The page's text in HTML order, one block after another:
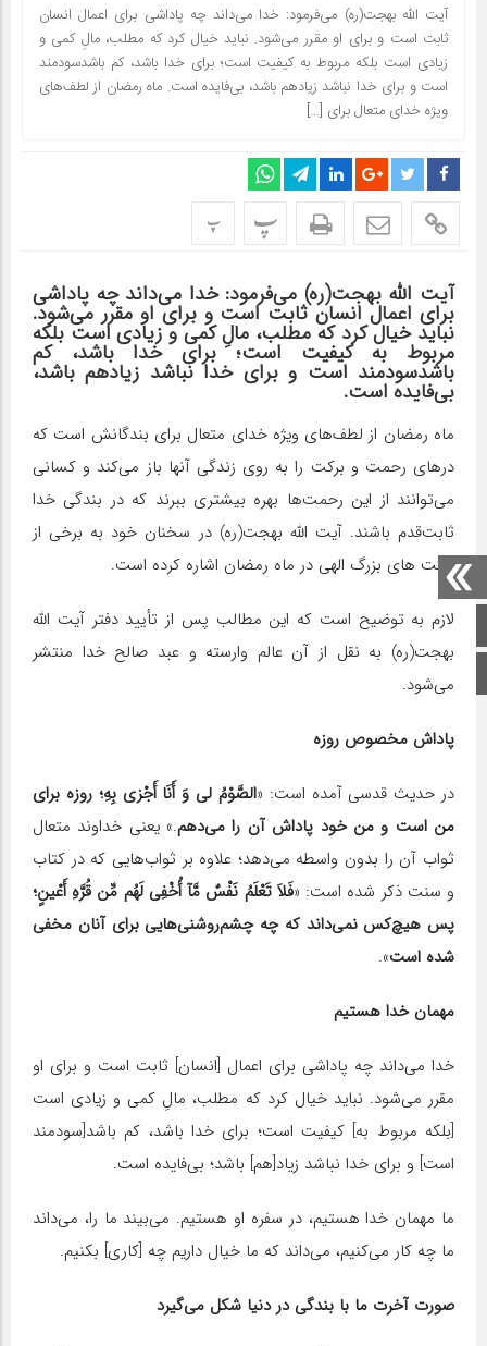
صفحه اصلی
اینستاگرام
آیت الله بهجت(ره) می‌فرمود: خدا می‌داند چه پاداشی برای اعمال انسان
ثابت است و برای او مقرر می‌شود. نباید خیال کرد که مطلب، مالِ کمی و
زیادی است بلکه مربوط به کیفیت است؛ برای خدا باشد، کم باشدسودمند
است و برای خدا نباشد زیادهم باشد، بی‌فایده است. ماه رمضان از لطف‌های
ویژه خدای متعال برای […]
پ پ
آیت الله بهجت(ره) می‌فرمود: خدا می‌داند چه پاداشی
برای اعمال انسان ثابت است و برای او مقرر می‌شود.
نباید خیال کرد که مطلب، مالِ کمی و زیادی است بلکه
مربوط به کیفیت است؛ برای خدا باشد، کم
باشدسودمند است و برای خدا نباشد زیادهم باشد،
بی‌فایده است.
ماه رمضان از لطف‌های ویژه خدای متعال برای بندگانش است که
درهای رحمت و برکت را به روی زندگی آنها باز می‌کند و کسانی
می‌توانند از این رحمت‌ها بهره بیشتری ببرند که در بندگی خدا
ثابت‌قدم باشند. آیت الله بهجت(ره) در سخنان خود به برخی از
برکت های بزرگ الهی در ماه رمضان اشاره کرده است.
لازم به توضیح است که این مطالب پس از تأیید دفتر آیت الله
بهجت(ره) به نقل از آن عالم وارسته و عبد صالح خدا منتشر
می‌شود.
پاداش مخصوص روزه
در حدیث قدسی آمده است: «الصَّوْمُ لی وَ أَنَا أَجْزی بِهِ؛ روزه برای
من است و من خود پاداش آن را می‌دهم.» یعنی خداوند متعال
ثواب آن را بدون واسطه می‌دهد؛ علاوه بر ثواب‌هایی که در کتاب
و سنت ذکر شده است: «فَلاَ تَعْلَمُ نَفْسٌ مَّآ أُخْفِی لَهُم مِّن قُرَّهِ أَعْینٍ؛
پس هیچ‌کس نمی‌داند که چه چشم‌روشنی‌هایی برای آنان مخفی
شده است».
مهمان خدا هستیم
خدا می‌داند چه پاداشی برای اعمال [انسان] ثابت است و برای او
مقرر می‌شود. نباید خیال کرد که مطلب، مالِ کمی و زیادی است
[بلکه مربوط به] کیفیت است؛ برای خدا باشد، کم باشد[سودمند
است] و برای خدا نباشد زیاد[هم] باشد؛ بی‌فایده است.
ما مهمان خدا هستیم، در سفره او هستیم. می‌بیند ما را، می‌داند
ما چه کار می‌کنیم، می‌داند که ما خیال داریم چه [کاری] بکنیم.
صورت آخرت ما با بندگی در دنیا شکل می‌گیرد